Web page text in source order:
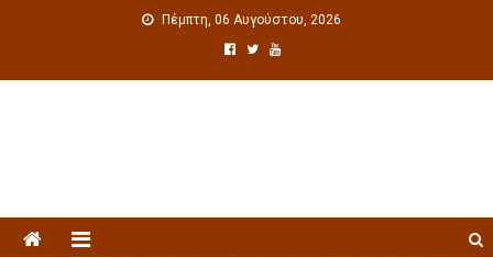
Πέμπτη, 06 Αυγούστου, 2026